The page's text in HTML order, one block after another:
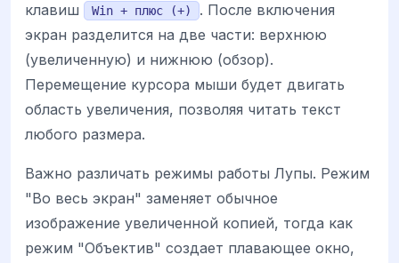
клавиш
Win + плюс (+)
. После включения
экран разделится на две части: верхнюю
(увеличенную) и нижнюю (обзор).
Перемещение курсора мыши будет двигать
область увеличения, позволяя читать текст
любого размера.
Важно различать режимы работы Лупы. Режим
"Во весь экран" заменяет обычное
изображение увеличенной копией, тогда как
режим "Объектив" создает плавающее окно,